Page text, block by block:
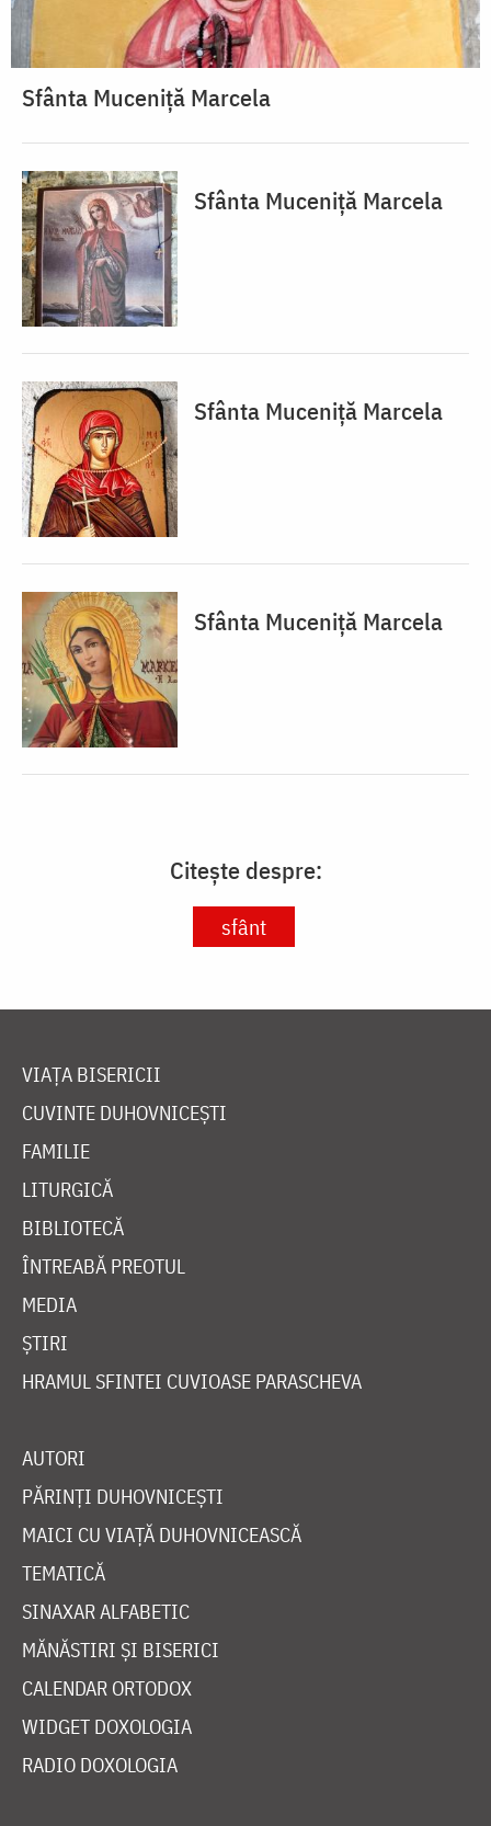
Sfânta Muceniță Marcela
Sfânta Muceniță Marcela
Sfânta Muceniță Marcela
Sfânta Muceniță Marcela
Citește despre:
sfânt
VIAȚA BISERICII
CUVINTE DUHOVNICEȘTI
FAMILIE
LITURGICĂ
BIBLIOTECĂ
ÎNTREABĂ PREOTUL
MEDIA
ȘTIRI
HRAMUL SFINTEI CUVIOASE PARASCHEVA
AUTORI
PĂRINȚI DUHOVNICEȘTI
MAICI CU VIAȚĂ DUHOVNICEASCĂ
TEMATICĂ
SINAXAR ALFABETIC
MĂNĂSTIRI ȘI BISERICI
CALENDAR ORTODOX
WIDGET DOXOLOGIA
RADIO DOXOLOGIA